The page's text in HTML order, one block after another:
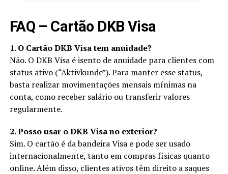
FAQ – Cartão DKB Visa
1. O Cartão DKB Visa tem anuidade?
Não. O DKB Visa é isento de anuidade para clientes com
status ativo (“Aktivkunde”). Para manter esse status,
basta realizar movimentações mensais mínimas na
conta, como receber salário ou transferir valores
regularmente.
2. Posso usar o DKB Visa no exterior?
Sim. O cartão é da bandeira Visa e pode ser usado
internacionalmente, tanto em compras físicas quanto
online. Além disso, clientes ativos têm direito a saques